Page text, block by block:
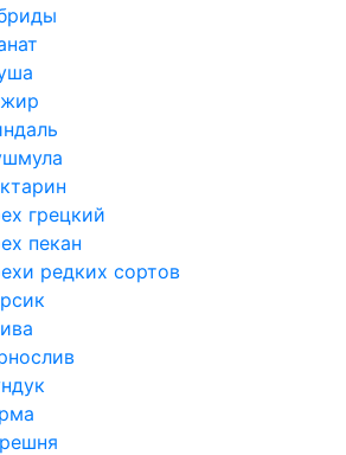
грецкий
пекан
редких сортов